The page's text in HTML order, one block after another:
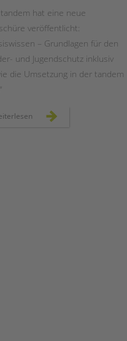
hat eine neue
veröffentlicht:
– Grundlagen für den
und Jugendschutz inklusiv
die Umsetzung in der tandem
neue
broschüre: